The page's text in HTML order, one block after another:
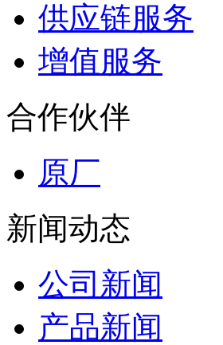
供应链服务
增值服务
合作伙伴
原厂
新闻动态
公司新闻
产品新闻